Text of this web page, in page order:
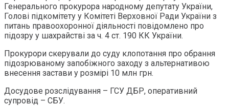
Генерального прокурора народному депутату України,
Голові підкомітету у Комітеті Верховної Ради України з
питань правоохоронної діяльності повідомлено про
підозру у шахрайстві за ч. 4 ст. 190 КК України.
Прокурори скерували до суду клопотання про обрання
підозрюваному запобіжного заходу з альтернативою
внесення застави у розмірі 10 млн грн.
Досудове розслідування – ГСУ ДБР, оперативний
супровід – СБУ.